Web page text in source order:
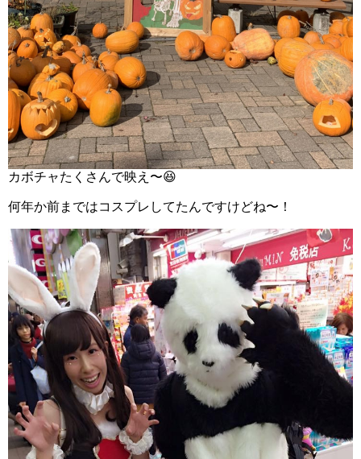
カボチャたくさんで映え〜😆
何年か前まではコスプレしてたんですけどね〜！